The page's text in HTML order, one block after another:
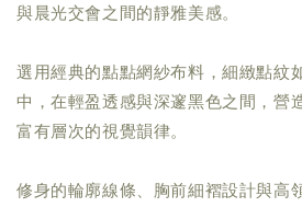
與晨光交會之間的靜雅美感。
選用經典的點點網紗布料，細緻點紋
中，在輕盈透感與深邃黑色之間，營
富有層次的視覺韻律。
修身的輪廓線條、胸前細褶設計與高